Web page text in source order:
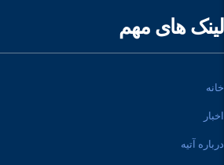
لینک های مهم
خانه
اخبار
درباره آتیه